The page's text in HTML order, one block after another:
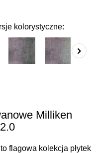
kolorystyczne:
Milliken
flagowa kolekcja płytek